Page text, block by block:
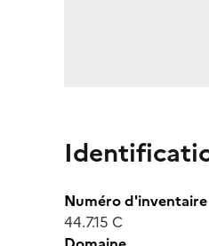
Numéro d'inventaire
44.7.15 C